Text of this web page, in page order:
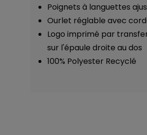
Poignets à languettes
Ourlet réglable avec
Logo imprimé par
sur l'épaule droite au dos
100% Polyester Recyclé